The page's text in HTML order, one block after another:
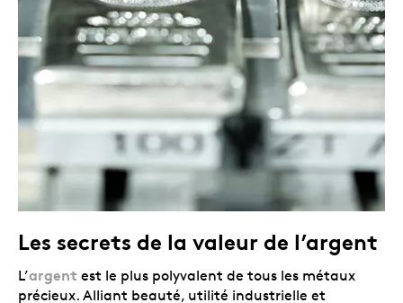
Les secrets de la valeur de l’argent
L’argent est le plus polyvalent de tous les métaux
précieux. Alliant beauté, utilité industrielle et